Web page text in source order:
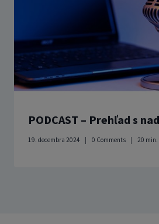
PODCAST – Prehľad s
19. decembra 2024 0 Comments 20 min.